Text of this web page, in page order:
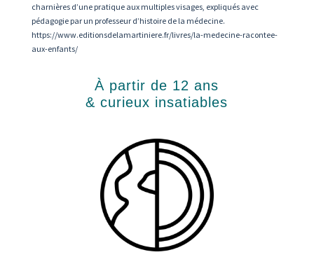
charnières d’une pratique aux multiples visages, expliqués avec
pédagogie par un professeur d’histoire de la médecine.
https://www.editionsdelamartiniere.fr/livres/la-medecine-racontee-
aux-enfants/
À partir de 12 ans
& curieux insatiables